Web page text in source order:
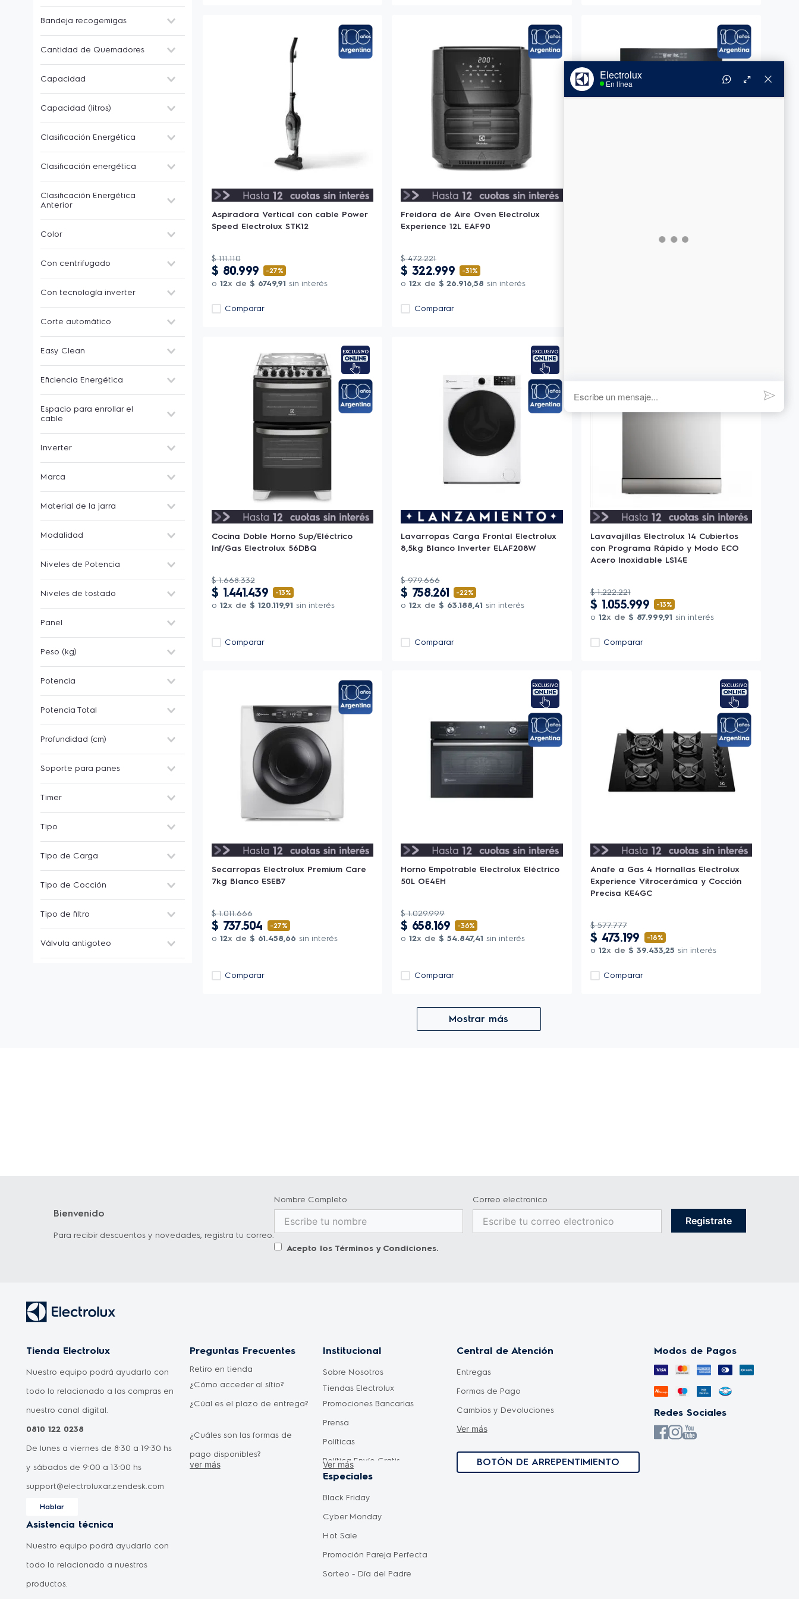
4,4 cm
12.9
60 cm
59 cm
4,4 cm
30 cm
Bandeja recogemigas
Cantidad de Quemadores
4
5
Capacidad
2,5L
14 cubiertos
10 cubiertos
Capacidad (litros)
600 Ml
2L
1,8
1,7
3
Clasificación Energética
B
C
D
Clasificación energética
C
Clasificación Energética
Anterior
A++
A+
A
Color
Negro & Inox
Acero Inoxidable
Plata
Inoxidable
Blanco & Inox
Misty Navy
Inox + Lateral Blanco
Mostrar 3 más
Con centrifugado
Con tecnología inverter
No
Corte automático
-
Easy Clean
Eficiencia Energética
Espacio para enrollar el
cable
Inverter
Marca
Material de la jarra
-
Modalidad
Filtro
Niveles de Potencia
14
6
Niveles de tostado
7
Panel
Panel Frontal
Peso (kg)
10,3 kg
12,1 kg
11,2 kg
Potencia
630W
300W
2200W
220 V
2000-2400W
1500W
1350W
Potencia Total
5,8 kw
9,18 kw
Profundidad (cm)
45
Soporte para panes
Timer
Tipo
Tipo de Carga
Superior
Tipo de Cocción
Inducción
Eléctrico
Electrico a Inducción
Tipo de filtro
-
Válvula antigoteo
Aspiradora Vertical con cable Power
Speed Electrolux STK12
$ 111.110
$ 80.999 -27%
o 12x de $ 6749,91 sin interés
Comparar
Freidora de Aire Oven Electrolux
Experience 12L EAF90
$ 472.221
$ 322.999 -31%
o 12x de $ 26.916,58 sin interés
Comparar
Cocina Doble Horno Sup/Eléctrico
Inf/Gas Electrolux 56DBQ
$ 1.668.332
$ 1.441.439 -13%
o 12x de $ 120.119,91 sin interés
Comparar
Lavarropas Carga Frontal Electrolux
8,5kg Blanco Inverter ELAF208W
$ 979.666
$ 758.261 -22%
o 12x de $ 63.188,41 sin interés
Comparar
Lavavajillas Electrolux 14 Cubiertos
con Programa Rápido y Modo ECO
Acero Inoxidable LS14E
$ 1.222.221
$ 1.055.999 -13%
o 12x de $ 87.999,91 sin interés
Comparar
Secarropas Electrolux Premium Care
7kg Blanco ESEB7
$ 1.011.666
$ 737.504 -27%
o 12x de $ 61.458,66 sin interés
Comparar
Horno Empotrable Electrolux Eléctrico
50L OE4EH
$ 1.029.999
$ 658.169 -36%
o 12x de $ 54.847,41 sin interés
Comparar
Anafe a Gas 4 Hornallas Electrolux
Experience Vitrocerámica y Cocción
Precisa KE4GC
$ 577.777
$ 473.199 -18%
o 12x de $ 39.433,25 sin interés
Comparar
Mostrar más
Bienvenido
Para recibir descuentos y novedades, registra tu correo.
Nombre Completo Correo electronico
Acepto los Términos y Condiciones.
Registrate
Tienda Electrolux
Nuestro equipo podrá ayudarlo con
todo lo relacionado a las compras en
nuestro canal digital.
0810 122 0238
De lunes a viernes de 8:30 a 19:30 hs
y sábados de 9:00 a 13:00 hs
support@electroluxar.zendesk.com
Hablar
Asistencia técnica
Nuestro equipo podrá ayudarlo con
todo lo relacionado a nuestros
productos.
Preguntas Frecuentes
Retiro en tienda
¿Cómo acceder al sítio?
¿Cúal es el plazo de entrega?
¿Cuáles son las formas de
pago disponibles?
ver más
Institucional
Sobre Nosotros
Tiendas Electrolux
Promociones Bancarias
Prensa
Políticas
Política Envío Gratis
Requisitos Ingreso Planta
Ver más
Especiales
Black Friday
Cyber Monday
Hot Sale
Promoción Pareja Perfecta
Sorteo - Día del Padre
Central de Atención
Entregas
Formas de Pago
Cambios y Devoluciones
Como comprar
Términos y Condiciones
Ver más
BOTÓN DE ARREPENTIMIENTO
Modos de Pagos
Redes Sociales